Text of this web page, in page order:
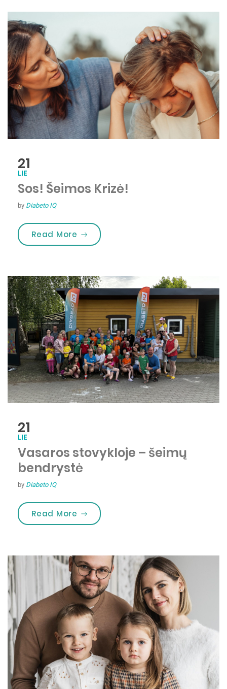
21
LIE
Sos! Šeimos Krizė!
by Diabeto IQ
Read More „Sos! Šeimos Krizė!”
21
LIE
Vasaros stovykloje – šeimų
bendrystė
by Diabeto IQ
Read More „Vasaros stovykloje – šeimų